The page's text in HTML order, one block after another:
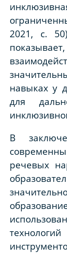
2021, с.
навыках у
для
В
речевых